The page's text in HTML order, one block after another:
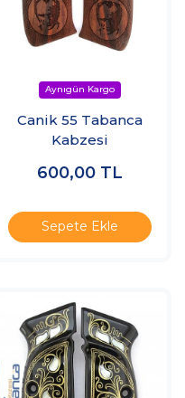
Canik 55 Tabanca
Kabzesi
600,00 TL
Sepete Ekle